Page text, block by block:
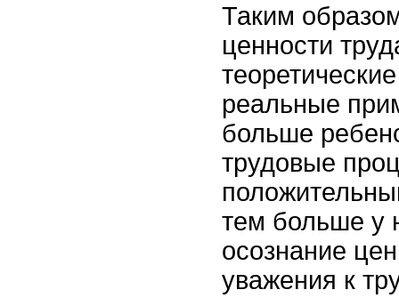
Таким
ценности
реальные
больше
трудовые
тем больше у
осознание
уважения к